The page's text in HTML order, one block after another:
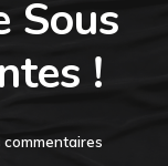
Sous
!
commentaires